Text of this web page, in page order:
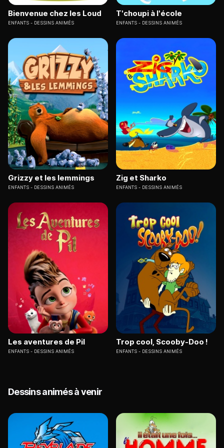
Bienvenue chez les Loud
ENFANTS DESSINS ANIMÉS
T'choupi à l'école
ENFANTS DESSINS ANIMÉS
Grizzy et les lemmings
ENFANTS DESSINS ANIMÉS
Zig et Sharko
ENFANTS DESSINS ANIMÉS
Les aventures de Pil
ENFANTS DESSINS ANIMÉS
Trop cool, Scooby-Doo !
ENFANTS DESSINS ANIMÉS
Dessins animés à venir